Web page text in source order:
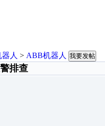
人 > ABB机器人 我要发帖
排查